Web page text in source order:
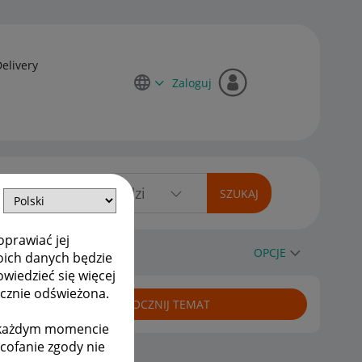
jej
danych będzie
się więcej
odświeżona.
momencie
zgody nie
Zaloguj
się prześle? OPCJE
ROZPOCZNIJ TEMAT